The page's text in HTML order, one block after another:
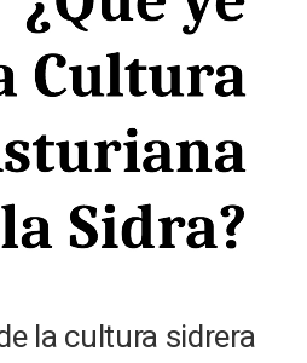
la cultura sidrera